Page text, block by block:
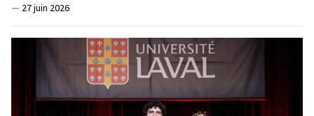
— 27 juin 2026